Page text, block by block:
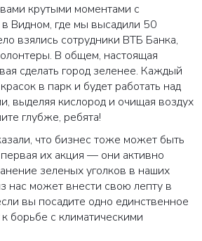
крутыми моментами с
Видном, где мы высадили 50
взялись сотрудники ВТБ Банка,
В общем, настоящая
сделать город зеленее. Каждый
в парк и будет работать над
выделяя кислород и очищая воздух
глубже, ребята!
что бизнес тоже может быть
их акция — они активно
зеленых уголков в наших
нас может внести свою лепту в
вы посадите одно единственное
борьбе с климатическими